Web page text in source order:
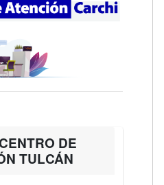
DE
TULCÁN